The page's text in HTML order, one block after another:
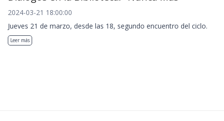
2024-03-21 18:00:00
Jueves 21 de marzo, desde las 18, segundo encuentro del ciclo.
Leer más